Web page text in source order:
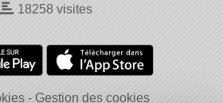
18258visites
Gestion des cookies